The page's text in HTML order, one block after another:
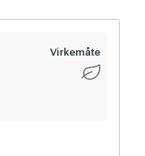
Virkemåte